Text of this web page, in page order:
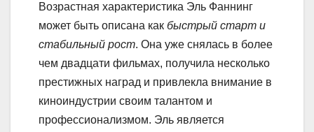
Возрастная характеристика Эль Фаннинг
может быть описана как быстрый старт и
стабильный рост. Она уже снялась в более
чем двадцати фильмах, получила несколько
престижных наград и привлекла внимание в
киноиндустрии своим талантом и
профессионализмом. Эль является